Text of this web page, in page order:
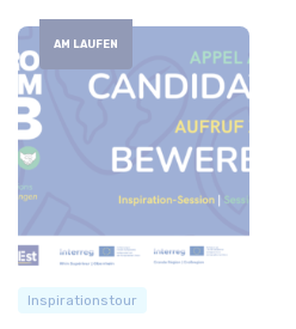
AM LAUFEN
Inspirationstour